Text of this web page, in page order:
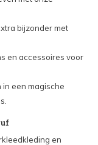
bijzonder met
en accessoires voor
in een magische
en